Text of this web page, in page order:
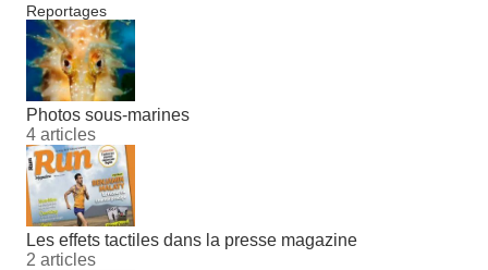
Reportages
Photos sous-marines
4 articles
Les effets tactiles dans la presse magazine
2 articles